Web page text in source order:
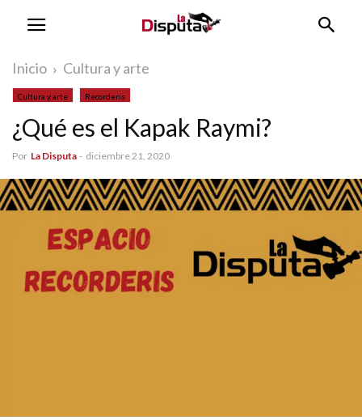
Inicio Cultura y arte
Cultura y arte Recorderis
¿Qué es el Kapak Raymi?
Por La Disputa - diciembre 21, 2020